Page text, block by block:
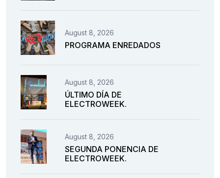
August 8, 2026
PROGRAMA ENREDADOS
August 8, 2026
ÚLTIMO DÍA DE
ELECTROWEEK.
August 8, 2026
SEGUNDA PONENCIA DE
ELECTROWEEK.